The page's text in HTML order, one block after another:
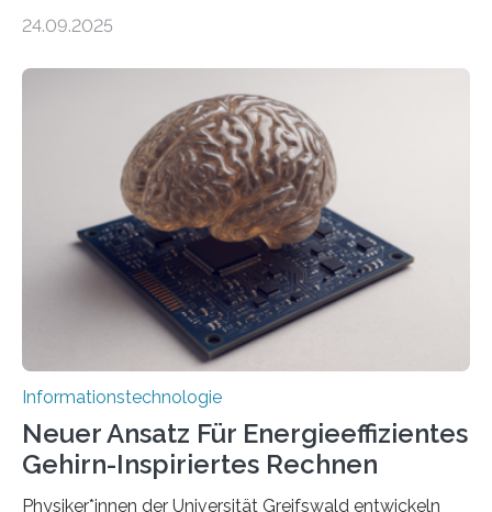
Förderung in Höhe von rund 2 Millionen Euro. Dabei
der MindPort GmbH eine neuartige, KI-gestützte
Lösung zur Erzeugung von Emotionen für realistische
Avatare. Gen-AIvatar entwickelt innovative und
kosteneffiziente Methoden, um lebensechte Avatare zu
erstellen. „Besonders wichtig ist uns eine ganzheitliche
Animation, bei der Stimme, Körperbewegung, Gestik
und Mimik im Einklang sind…
24.09.2025
Informationstechnologie
Neuer Ansatz Für Energieeffizientes
Gehirn-Inspiriertes Rechnen
Physiker*innen der Universität Greifswald entwickeln